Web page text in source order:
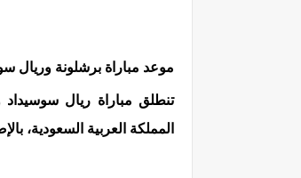
موعد مباراة برشلونة وريال
تنطلق مباراة ريال
المملكة العربية السعودية،